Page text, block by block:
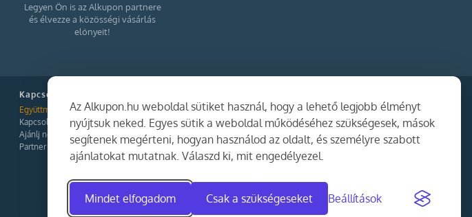
Az Alkupon.hu weboldal sütiket használ, hogy a lehető legjobb élményt
nyújtsuk neked. Egyes sütik a weboldal működéséhez szükségesek, mások
segítenek megérteni, hogyan használod az oldalt, és személyre szabott
ajánlatokat mutatnak. Válaszd ki, mit engedélyezel.
Mindet elfogadom Csak a szükségeseket Beállítások
Legyen Ön is az Alkupon partnere
és élvezze a közösségi vásárlás
előnyeit!
Kapcsolat
Együttműködés
Kapcsolat
Ajánlj nekünk!
Partner Belépés